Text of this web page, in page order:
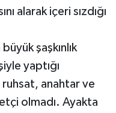
alarak içeri sızdığı
şaşkınlık
yaptığı
ruhsat, anahtar ve
olmadı. Ayakta